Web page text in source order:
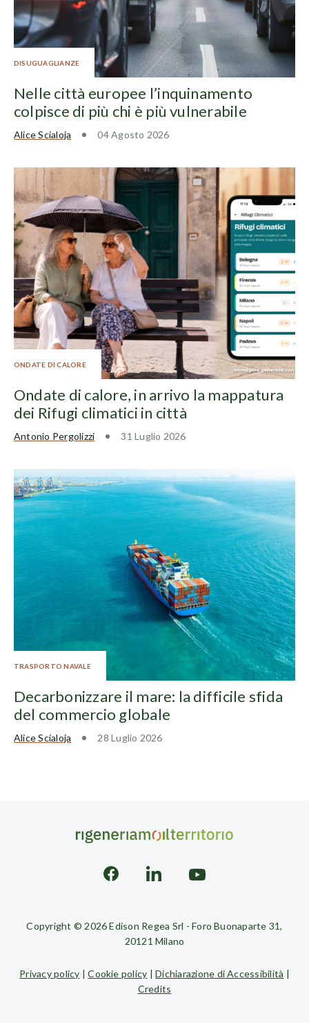
DISUGUAGLIANZE
Nelle città europee l’inquinamento
colpisce di più chi è più vulnerabile
Alice Scialoja 04 Agosto 2026
ONDATE DI CALORE
Ondate di calore, in arrivo la mappatura
dei Rifugi climatici in città
Antonio Pergolizzi 31 Luglio 2026
TRASPORTO NAVALE
Decarbonizzare il mare: la difficile sfida
del commercio globale
Alice Scialoja 28 Luglio 2026
Copyright © 2026 Edison Regea Srl - Foro Buonaparte 31,
20121 Milano
Privacy policy |Cookie policy |Dichiarazione di Accessibilità |
Credits